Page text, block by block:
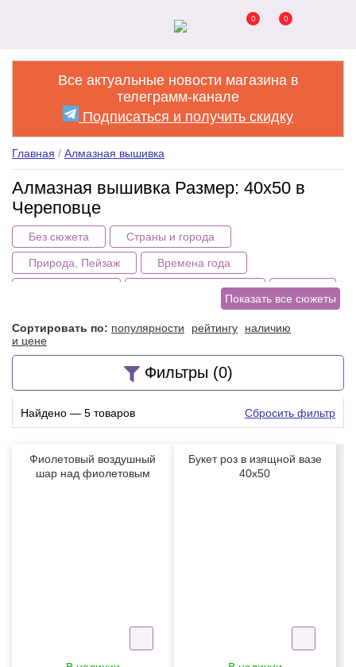
0 0
Все актуальные новости магазина в
телеграмм-канале
Подписаться и получить скидку
Главная / Алмазная вышивка
Алмазная вышивка Размер: 40x50 в
Череповце
Без сюжета Страны и города
Природа, Пейзаж Времена года
Здания, сооружения Птицы
Мультяшные, Детские
Бабочки и насекомые Иконы, Религия
Праздники, События Стиль рисования
Фэнтези Известные художники Другие
Показать все сюжеты
Сортировать по: популярности рейтингу
наличию
и цене
Фильтры (0)
Найдено — 5 товаров Сбросить фильтр
Фиолетовый воздушный
шар над фиолетовым
Букет роз в изящной вазе
40x50